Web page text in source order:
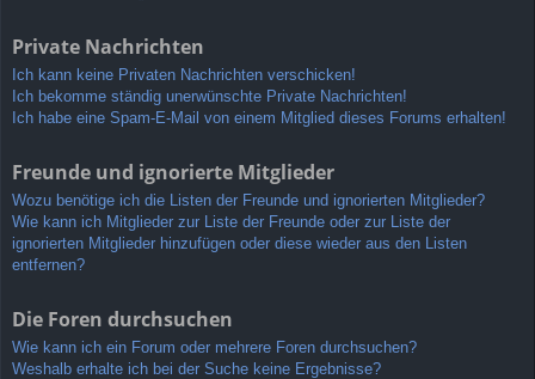
Private Nachrichten
Ich kann keine Privaten Nachrichten verschicken!
Ich bekomme ständig unerwünschte Private Nachrichten!
Ich habe eine Spam-E-Mail von einem Mitglied dieses Forums erhalten!
Freunde und ignorierte Mitglieder
Wozu benötige ich die Listen der Freunde und ignorierten Mitglieder?
Wie kann ich Mitglieder zur Liste der Freunde oder zur Liste der
ignorierten Mitglieder hinzufügen oder diese wieder aus den Listen
entfernen?
Die Foren durchsuchen
Wie kann ich ein Forum oder mehrere Foren durchsuchen?
Weshalb erhalte ich bei der Suche keine Ergebnisse?